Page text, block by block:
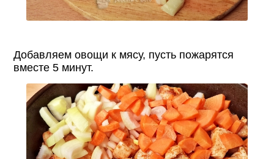
Добавляем овощи к мясу, пусть пожарятся
вместе 5 минут.